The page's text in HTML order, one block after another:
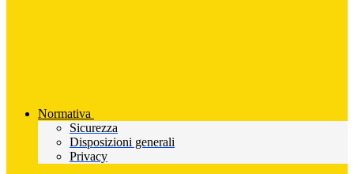
Normativa
Sicurezza
Disposizioni generali
Privacy